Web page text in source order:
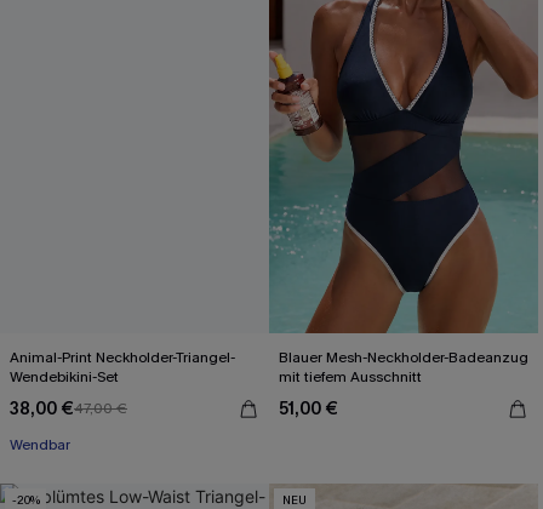
Animal-Print Neckholder-Triangel-
Wendebikini-Set
38,00 €47,00 €
Wendbar
Blauer Mesh-Neckholder-Badeanzug
mit tiefem Ausschnitt
51,00 €
-20% NEU